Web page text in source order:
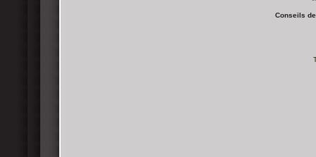
Conseils